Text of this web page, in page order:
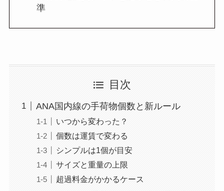
準
目次
ANA国内線の手荷物個数と新ルール
いつから変わった？
個数は運賃で変わる
シンプルは1個が目安
サイズと重量の上限
超過料金がかかるケース